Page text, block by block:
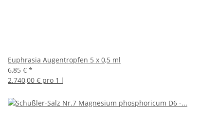
Euphrasia Augentropfen 5 x 0,5 ml
6,85 € *
2.740,00 € pro 1 l